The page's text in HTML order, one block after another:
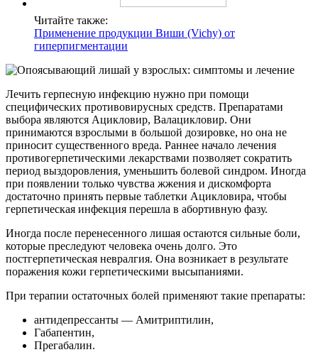
Читайте также:
Применение продукции Виши (Vichy) от
гиперпигментации
Лечить герпесную инфекцию нужно при помощи
специфических противовирусных средств. Препаратами
выбора являются Ацикловир, Валацикловир. Они
принимаются взрослыми в большой дозировке, но она не
приносит существенного вреда. Раннее начало лечения
противогерпетическими лекарствами позволяет сократить
период выздоровления, уменьшить болевой синдром. Иногда
при появлении только чувства жжения и дискомфорта
достаточно принять первые таблетки Ацикловира, чтобы
герпетическая инфекция перешла в абортивную фазу.
Иногда после перенесенного лишая остаются сильные боли,
которые преследуют человека очень долго. Это
постгерпетическая невралгия. Она возникает в результате
поражения кожи герпетическими высыпаниями.
При терапии остаточных болей применяют такие препараты:
антидепрессанты — Амитриптилин,
Габапентин,
Прегабалин.